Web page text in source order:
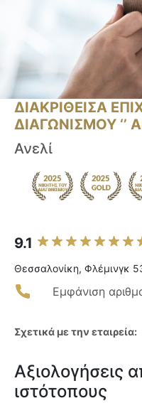
ΔΙΑΚΡΙΘΕΙΣΑ
ΔΙΑΓΩΝΙΣΜΟΥ ‘’
Ανελί
9.1
Θεσσαλονίκη, Φλέμινγκ
Εμφάνιση
Σχετικά με την εταιρεία:
Αξιολογήσεις
ιστότοπους